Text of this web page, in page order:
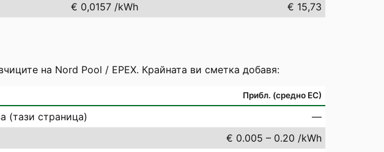
€ 0,0157 /kWh € 15,73
на Nord Pool / EPEX. Крайната ви сметка добавя:
Прибл. (средно ЕС)
(тази страница)
—
€ 0.005 – 0.20 /kWh